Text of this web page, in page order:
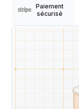
Paiement
sécurisé
Expédition et